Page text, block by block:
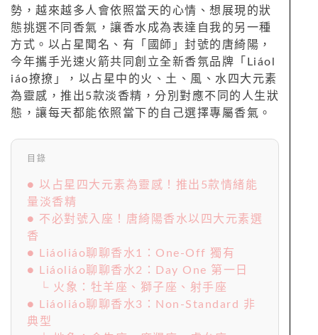
勢，越來越多人會依照當天的心情、想展現的狀
態挑選不同香氣，讓香水成為表達自我的另一種
方式。以占星聞名、有「國師」封號的唐綺陽，
今年攜手光速火箭共同創立全新香氛品牌「Liáol
iáo撩撩」，以占星中的火、土、風、水四大元素
為靈感，推出5款淡香精，分別對應不同的人生狀
態，讓每天都能依照當下的自己選擇專屬香氣。
目錄
● 以占星四大元素為靈感！推出5款情緒能
量淡香精
● 不必對號入座！唐綺陽香水以四大元素選
香
● Liáoliáo聊聊香水1：One-Off 獨有
● Liáoliáo聊聊香水2：Day One 第一日
└ 火象：牡羊座、獅子座、射手座
● Liáoliáo聊聊香水3：Non-Standard 非
典型